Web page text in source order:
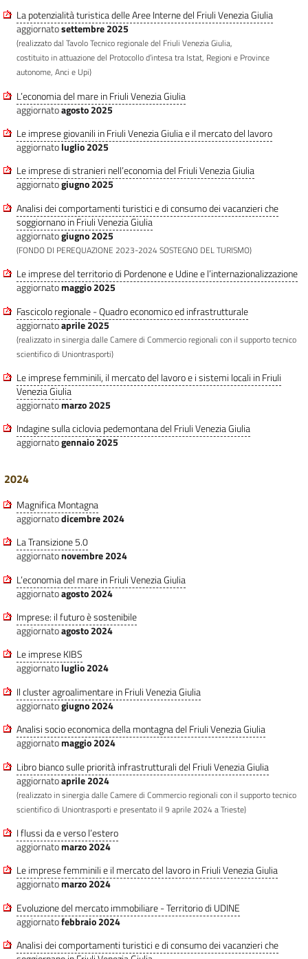
La potenzialità turistica delle Aree Interne del Friuli Venezia Giulia
aggiornatosettembre 2025
(realizzato dal Tavolo Tecnico regionale del Friuli Venezia Giulia,
costituito in attuazione del Protocollo d’intesa tra Istat, Regioni e Province
autonome, Anci e Upi)
L’economia del mare in Friuli Venezia Giulia
aggiornatoagosto 2025
Le imprese giovanili in Friuli Venezia Giulia e il mercato del lavoro
aggiornatoluglio 2025
Le imprese di stranieri nell’economia del Friuli Venezia Giulia
aggiornatogiugno 2025
Analisi dei comportamenti turistici e di consumo dei vacanzieri che
soggiornano in Friuli Venezia Giulia
aggiornatogiugno 2025
(FONDO DI PEREQUAZIONE 2023-2024 SOSTEGNO DEL TURISMO)
Le imprese del territorio di Pordenone e Udine e l’internazionalizzazione
aggiornatomaggio 2025
Fascicolo regionale - Quadro economico ed infrastrutturale
aggiornatoaprile 2025
(realizzato in sinergia dalle Camere di Commercio regionali con il supporto tecnico
scientifico di Uniontrasporti)
Le imprese femminili, il mercato del lavoro e i sistemi locali in Friuli
Venezia Giulia
aggiornatomarzo 2025
Indagine sulla ciclovia pedemontana del Friuli Venezia Giulia
aggiornatogennaio 2025
2024
Magnifica Montagna
aggiornatodicembre 2024
La Transizione 5.0
aggiornatonovembre 2024
L’economia del mare in Friuli Venezia Giulia
aggiornatoagosto 2024
Imprese: il futuro è sostenibile
aggiornatoagosto 2024
Le imprese KIBS
aggiornatoluglio 2024
Il cluster agroalimentare in Friuli Venezia Giulia
aggiornatogiugno 2024
Analisi socio economica della montagna del Friuli Venezia Giulia
aggiornatomaggio 2024
Libro bianco sulle priorità infrastrutturali del Friuli Venezia Giulia
aggiornatoaprile 2024
(realizzato in sinergia dalle Camere di Commercio regionali con il supporto tecnico
scientifico di Uniontrasporti e presentato il 9 aprile 2024 a Trieste)
I flussi da e verso l’estero
aggiornatomarzo 2024
Le imprese femminili e il mercato del lavoro in Friuli Venezia Giulia
aggiornatomarzo 2024
Evoluzione del mercato immobiliare - Territorio di UDINE
aggiornatofebbraio 2024
Analisi dei comportamenti turistici e di consumo dei vacanzieri che